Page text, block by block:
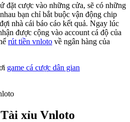
đặt cược vào những cửa, sẽ có những
bạn chỉ bắt buộc vận động chip
nhà cái báo cáo kết quả. Ngay lúc
được cộng vào account cá độ của
rút tiền vnloto về ngân hàng của
game cá cược dân gian
xỉu Vnloto